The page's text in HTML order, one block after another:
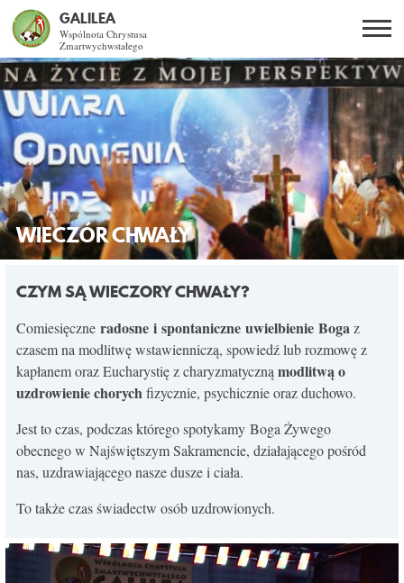
GALILEA
Wspólnota Chrystusa
Zmartwychwstałego
PL EN BG
Szukaj
CO DAJE ŻYCIE Z JEZUSEM?
SPOTKANIA OTWARTE
DLA KOGO?
WSPÓLNOTA
KURSY SNE
KONTAKT
WIECZÓR CHWAŁY
CZYM SĄ WIECZORY CHWAŁY?
Comiesięczne radosne i spontaniczne uwielbienie Bogaz
czasem na modlitwę wstawienniczą, spowiedź lub rozmowę z
kapłanem oraz Eucharystię z charyzmatycznąmodlitwą o
uzdrowieniechorychfizycznie, psychicznie oraz duchowo.
Jest to czas, podczas którego spotykamy Boga Żywego
obecnego w Najświętszym Sakramencie, działającego pośród
nas, uzdrawiającego nasze dusze i ciała.
To także czas świadectw osób uzdrowionych.